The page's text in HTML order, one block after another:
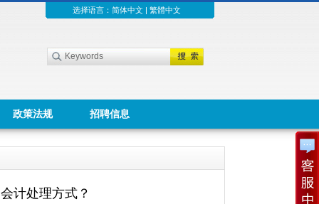
选择语言： 简体中文| 繁體中文
政策法规 招聘信息
计处理方式？